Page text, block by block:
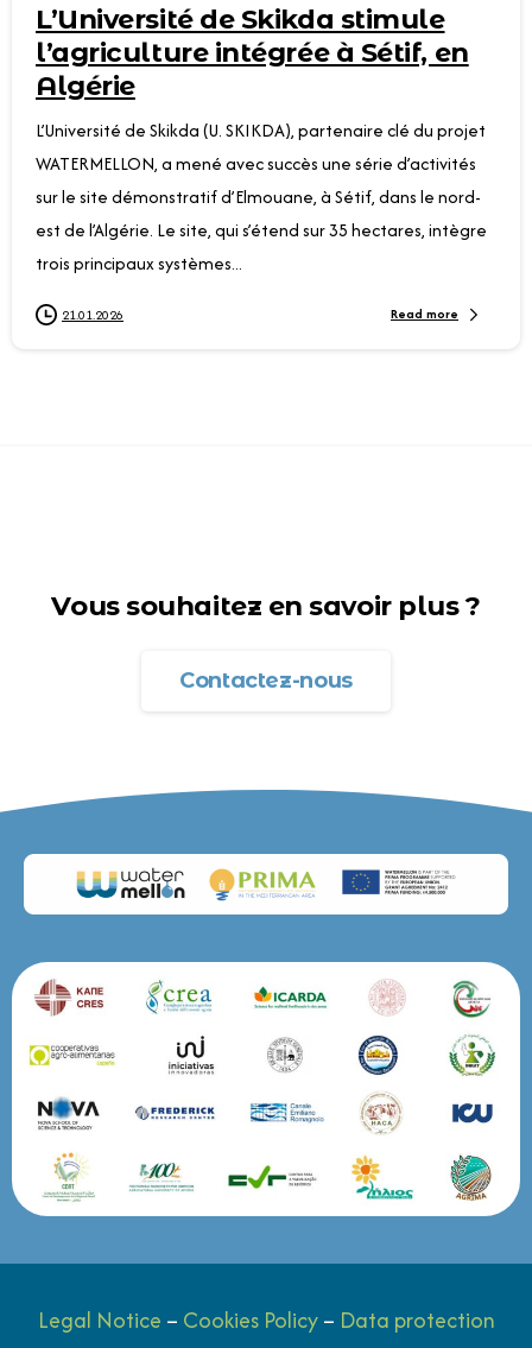
L’Université de Skikda stimule
l’agriculture intégrée à Sétif, en
Algérie
L’Université de Skikda (U. SKIKDA), partenaire clé du projet
WATERMELLON, a mené avec succès une série d’activités
sur le site démonstratif d’Elmouane, à Sétif, dans le nord-
est de l’Algérie. Le site, qui s’étend sur 35 hectares, intègre
trois principaux systèmes...
21.01.2026 Read more
Vous souhaitez en savoir plus ?
Contactez-nous
Legal Notice – Cookies Policy– Data protection